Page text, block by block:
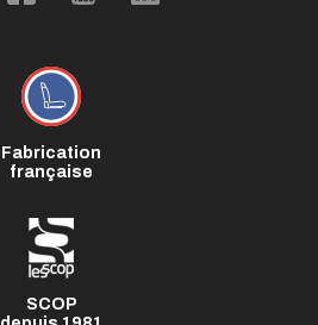
Fabrication
française
SCOP